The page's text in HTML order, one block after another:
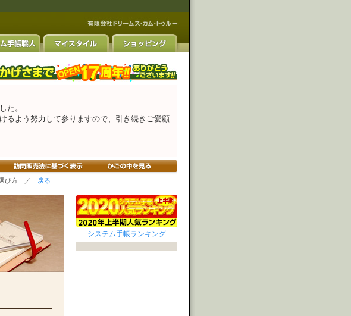
た。
るよう努力して参りますので、引き続きご愛顧
び方 ／ 戻る
システム手帳ランキング